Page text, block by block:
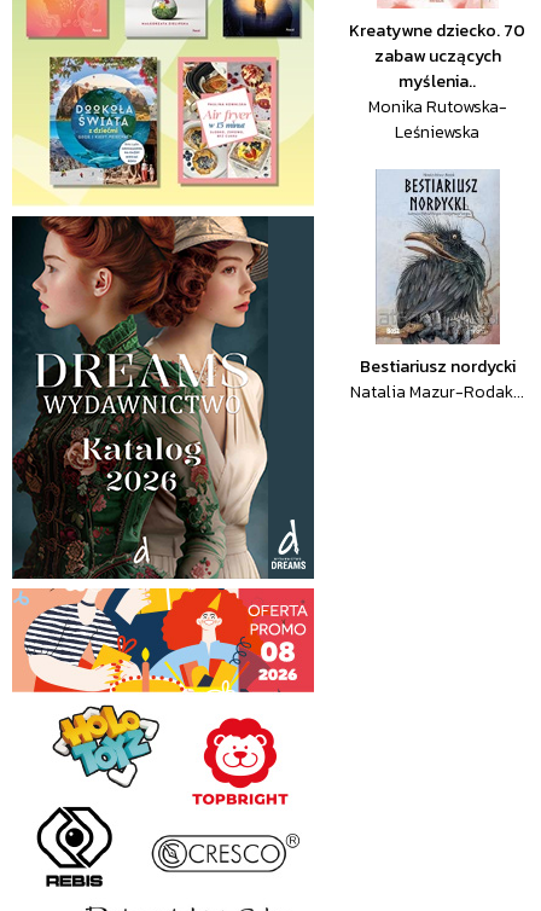
Kreatywne dziecko. 70
zabaw uczących
myślenia..
Monika Rutowska-
Leśniewska
Bestiariusz nordycki
Natalia Mazur-Rodak...